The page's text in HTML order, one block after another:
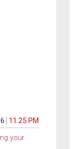
11.25 PM
your